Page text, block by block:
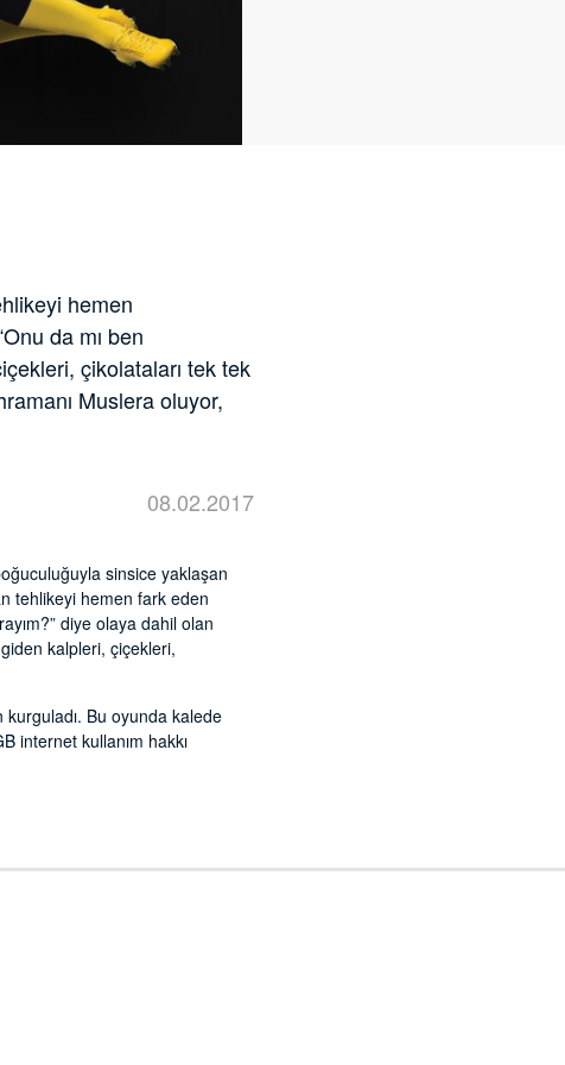
hemen
da mı ben
çikolataları tek tek
Muslera oluyor,
08.02.2017
sinsice yaklaşan
tehlikeyi hemen fark eden
diye olaya dahil olan
kalpleri, çiçekleri,
kurguladı. Bu oyunda kalede
internet kullanım hakkı